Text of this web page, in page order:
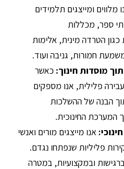
מלווים ומייצגים תלמידים
ספר, מכללות
כגון הטרדה מינית, אלימות
חמורות, גניבה ועוד.
מוסדות חינוך: כאשר
פלילית, אנו מספקים
תוך הבנה של ההשלכות
המערכת החינוכית.
אנו מייצגים מורים ואנשי
פליליות שנפתחו נגדם.
ובמקצועיות, במטרה